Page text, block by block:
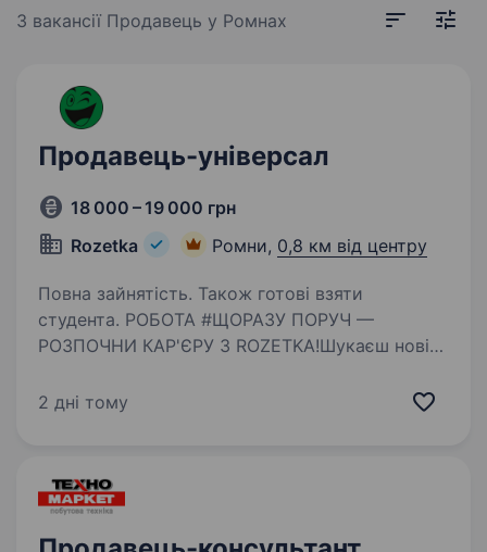
3 вакансії Продавець у Ромнах
Продавець-універсал
18 000 – 19 000 грн
Rozetka
Ромни, 0,8 км від центру
Повна зайнятість. Також готові взяти
студента. РОБОТА #ЩОРАЗУ ПОРУЧ —
РОЗПОЧНИ КАР'ЄРУ З ROZETKA!Шукаєш нові
ми допоможемо тобі стати професіоналом!
2 дні тому